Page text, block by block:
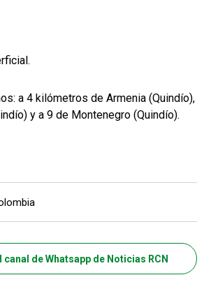
a 4 kilómetros de Armenia (Quindío),
y a 9 de Montenegro (Quindío).
canal de Whatsapp de Noticias RCN